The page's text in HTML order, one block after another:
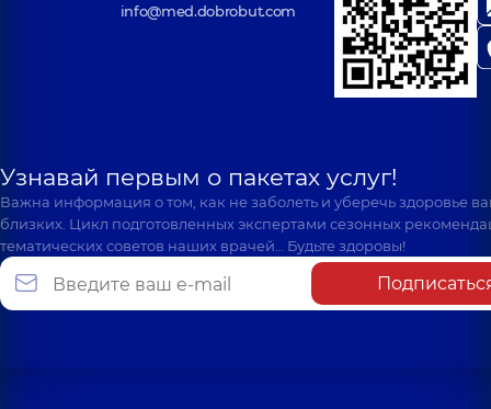
info@med.dobrobut.com
Узнавай первым о пакетах услуг!
Важна информация о том, как не заболеть и уберечь здоровье
близких. Цикл подготовленных экспертами сезонных
тематических советов наших врачей… Будьте здоровы!